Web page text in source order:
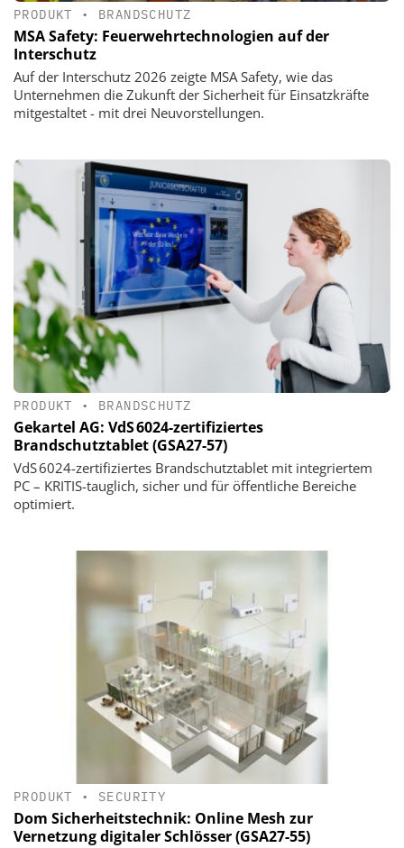
PRODUKT • BRANDSCHUTZ
MSA Safety: Feuerwehrtechnologien auf der
Interschutz
Auf der Interschutz 2026 zeigte MSA Safety, wie das
Unternehmen die Zukunft der Sicherheit für Einsatzkräfte
mitgestaltet - mit drei Neuvorstellungen.
PRODUKT • BRANDSCHUTZ
Gekartel AG: VdS 6024-zertifiziertes
Brandschutztablet (GSA27-57)
VdS 6024-zertifiziertes Brandschutztablet mit integriertem
PC – KRITIS-tauglich, sicher und für öffentliche Bereiche
optimiert.
PRODUKT • SECURITY
Dom Sicherheitstechnik: Online Mesh zur
Vernetzung digitaler Schlösser (GSA27-55)